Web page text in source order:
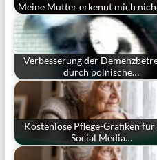
Meine Mutter erkennt mich
Verbesserung der
durch polnische…
Kostenlose Pflege-Grafiken für
Social Media…